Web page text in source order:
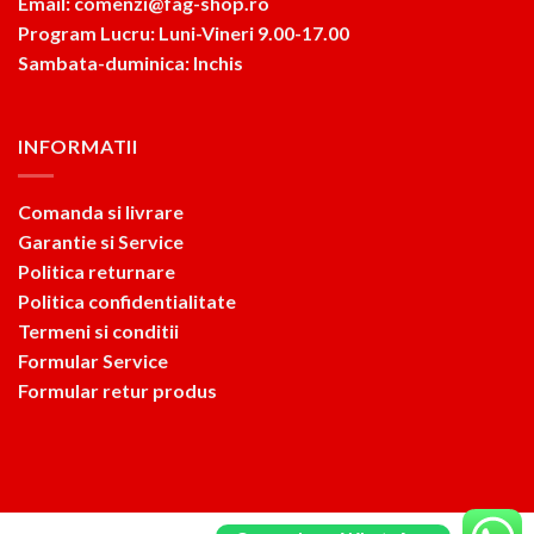
Program Lucru: Luni-Vineri 9.00-17.00
Sambata-duminica: Inchis
INFORMATII
Comanda si livrare
Garantie si Service
Politica returnare
Politica confidentialitate
Termeni si conditii
Formular Service
Formular retur produs